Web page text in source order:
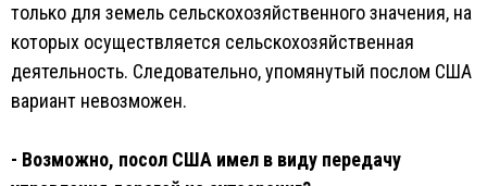
только для земель сельскохозяйственного значения, на
которых осуществляется сельскохозяйственная
деятельность. Следовательно, упомянутый послом США
вариант невозможен.
- Возможно, посол США имел в виду передачу